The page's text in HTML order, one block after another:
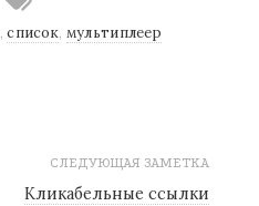
,список, мультиплеер
СЛЕДУЮЩАЯ ЗАМЕТКА
Кликабельные ссылки